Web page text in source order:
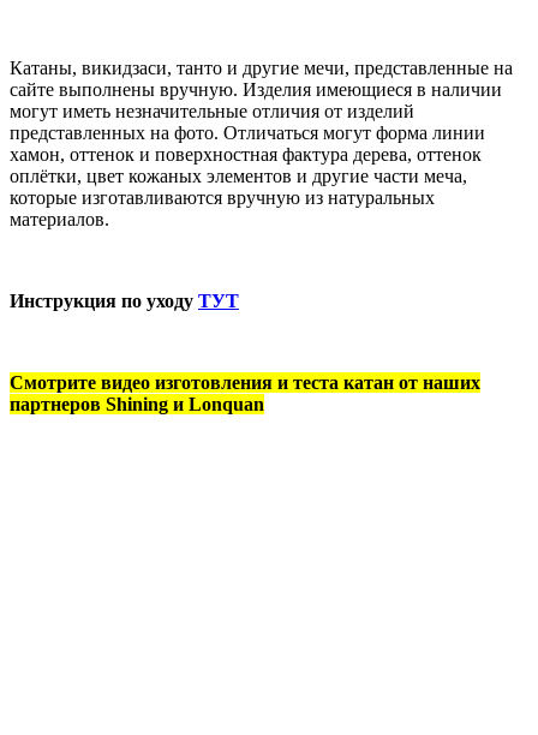
Катаны, викидзаси, танто и другие мечи, представленные на
сайте выполнены вручную. Изделия имеющиеся в наличии
могут иметь незначительные отличия от изделий
представленных на фото. Отличаться могут форма линии
хамон, оттенок и поверхностная фактура дерева, оттенок
оплётки, цвет кожаных элементов и другие части меча,
которые изготавливаются вручную из натуральных
материалов.
Инструкция по уходу ТУТ
Смотрите видео изготовления и теста катан от наших
партнеров Shining и Lonquan